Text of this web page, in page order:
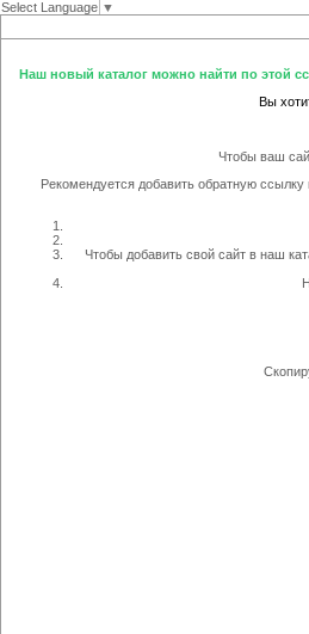
Select Language ▼
Наш новый каталог можно найти по этой
Вы
Чтобы ваш
Рекомендуется добавить обратную
Чтобы добавить свой сайт в наш